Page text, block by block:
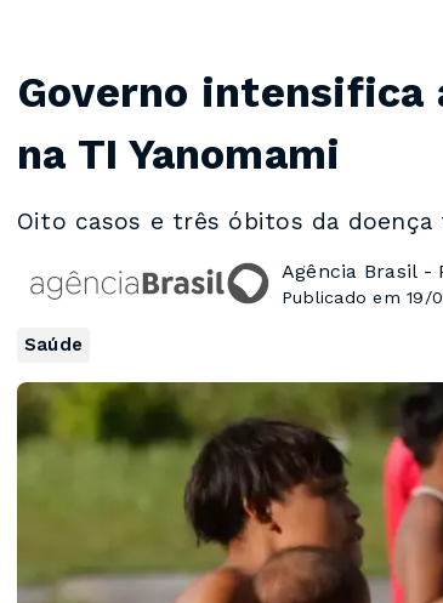
Governo intensifica
na TI Yanomami
Oito casos e três óbitos da
Agência Brasil -
Publicado em 19/
Saúde